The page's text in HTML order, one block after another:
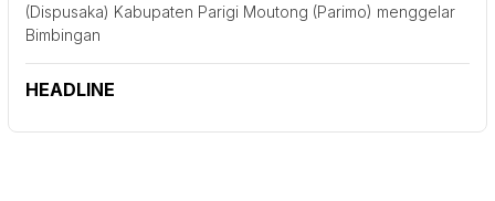
(Dispusaka) Kabupaten Parigi Moutong (Parimo) menggelar
Bimbingan
HEADLINE